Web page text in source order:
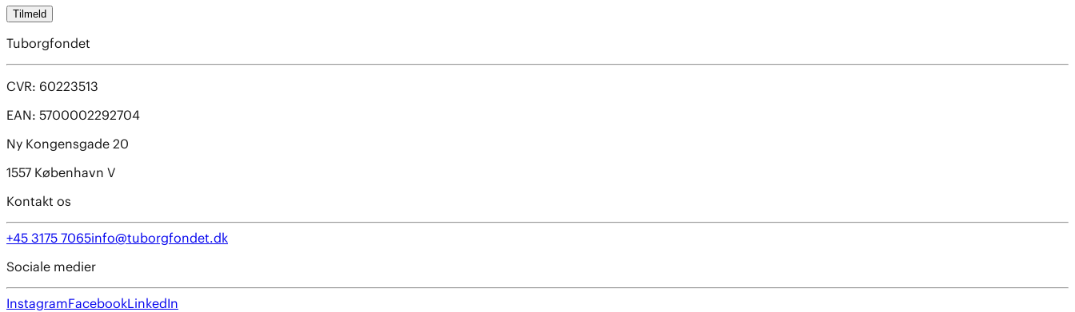
Tilmeld
Tuborgfondet
CVR: 60223513
EAN: 5700002292704
Ny Kongensgade 20
1557 København V
Kontakt os
+45 3175 7065info@tuborgfondet.dk
Sociale medier
InstagramFacebookLinkedIn